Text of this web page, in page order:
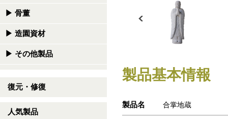
▶ 骨董
▶ 造園資材
▶ その他製品
復元・修復
人気製品
製品基本情報
製品名 合掌地蔵